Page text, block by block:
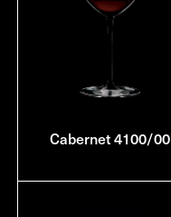
Cabernet 4100/00